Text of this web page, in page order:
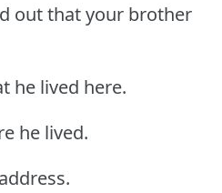
out that your brother
he lived here.
he lived.